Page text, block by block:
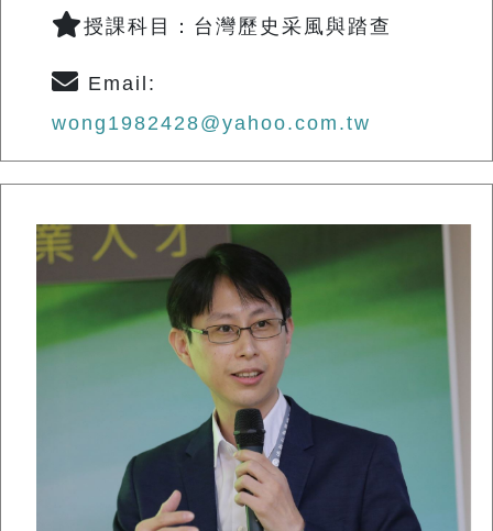
授課科目：台灣歷史采風與踏查
Email:
wong1982428@yahoo.com.tw